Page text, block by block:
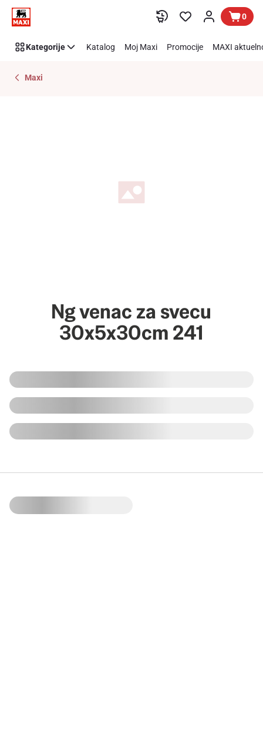
Preskoči link 0
Kategorije Katalog Moj Maxi Promocije MAXI
Maxi
Ng venac za svecu
30x5x30cm 241